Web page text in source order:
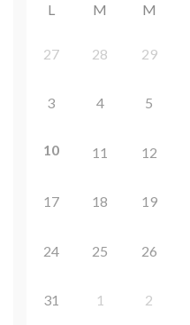
L M M
27 28 29
3 4 5
10 11 12
17 18 19
24 25 26
31 1 2